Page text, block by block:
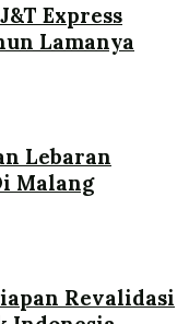
Express
Lamanya
Lebaran
Malang
Revalidasi